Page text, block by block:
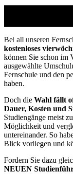
Bei all unseren
kostenloses
können Sie schon im
ausgewählte
Fernschule und den
haben.
Doch die Wahl fällt
Dauer, Kosten und
Studiengänge meist
Möglichkeit und
untereinander. So
Blick vorliegen und
Fordern Sie dazu
NEUEN